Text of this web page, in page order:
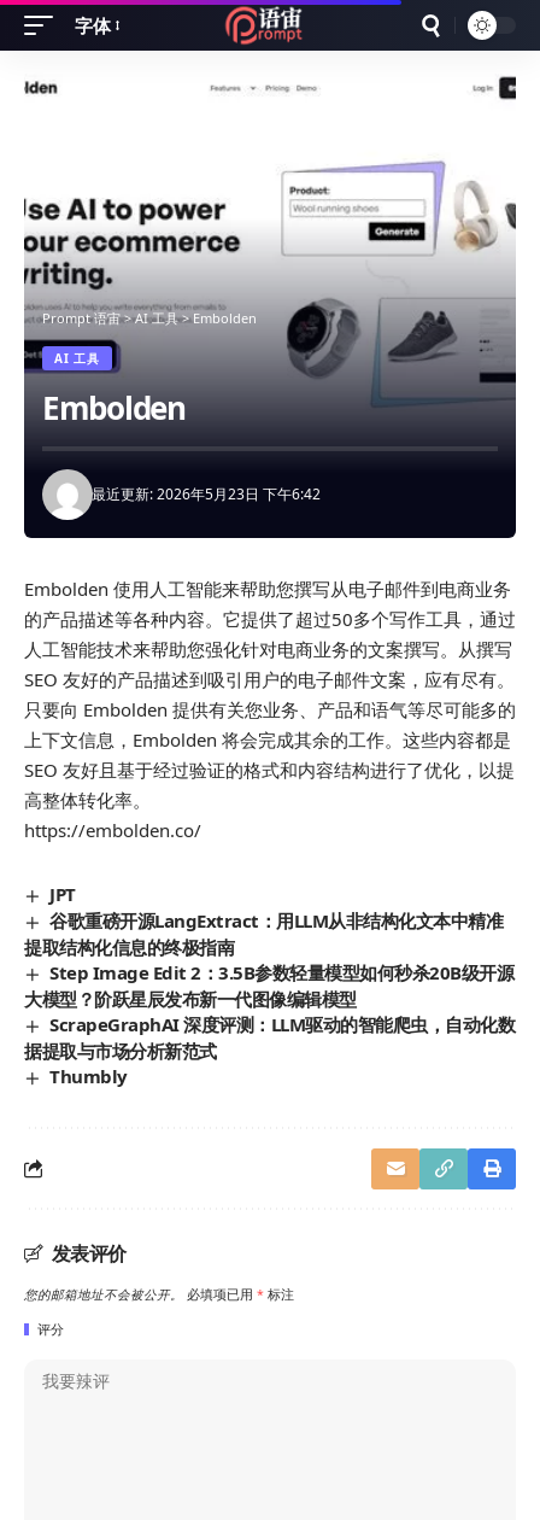
Font
字体
Prompt 语宙>AI 工具>Embolden
AI 工具
Embolden
最近更新: 2026年5月23日 下午6:42
Embolden 使用人工智能来帮助您撰写从电子邮件到电商业务
的产品描述等各种内容。它提供了超过50多个写作工具，通过
人工智能技术来帮助您强化针对电商业务的文案撰写。从撰写
SEO 友好的产品描述到吸引用户的电子邮件文案，应有尽有。
只要向 Embolden 提供有关您业务、产品和语气等尽可能多的
上下文信息，Embolden 将会完成其余的工作。这些内容都是
SEO 友好且基于经过验证的格式和内容结构进行了优化，以提
高整体转化率。
https://embolden.co/
JPT
谷歌重磅开源LangExtract：用LLM从非结构化文本中精准
提取结构化信息的终极指南
Step Image Edit 2：3.5B参数轻量模型如何秒杀20B级开源
大模型？阶跃星辰发布新一代图像编辑模型
ScrapeGraphAI 深度评测：LLM驱动的智能爬虫，自动化数
据提取与市场分析新范式
Thumbly
发表评价
您的邮箱地址不会被公开。 必填项已用 * 标注
评分